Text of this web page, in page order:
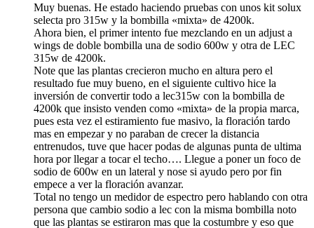
Muy buenas. He estado haciendo pruebas con unos kit solux
selecta pro 315w y la bombilla «mixta» de 4200k.
Ahora bien, el primer intento fue mezclando en un adjust a
wings de doble bombilla una de sodio 600w y otra de LEC
315w de 4200k.
Note que las plantas crecieron mucho en altura pero el
resultado fue muy bueno, en el siguiente cultivo hice la
inversión de convertir todo a lec315w con la bombilla de
4200k que insisto venden como «mixta» de la propia marca,
pues esta vez el estiramiento fue masivo, la floración tardo
mas en empezar y no paraban de crecer la distancia
entrenudos, tuve que hacer podas de algunas punta de ultima
hora por llegar a tocar el techo…. Llegue a poner un foco de
sodio de 600w en un lateral y nose si ayudo pero por fin
empece a ver la floración avanzar.
Total no tengo un medidor de espectro pero hablando con otra
persona que cambio sodio a lec con la misma bombilla noto
que las plantas se estiraron mas que la costumbre y eso que